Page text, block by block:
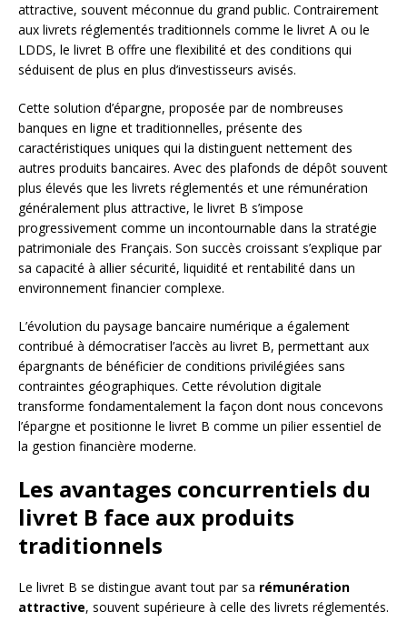
attractive, souvent méconnue du grand public. Contrairement
aux livrets réglementés traditionnels comme le livret A ou le
LDDS, le livret B offre une flexibilité et des conditions qui
séduisent de plus en plus d’investisseurs avisés.
Cette solution d’épargne, proposée par de nombreuses
banques en ligne et traditionnelles, présente des
caractéristiques uniques qui la distinguent nettement des
autres produits bancaires. Avec des plafonds de dépôt souvent
plus élevés que les livrets réglementés et une rémunération
généralement plus attractive, le livret B s’impose
progressivement comme un incontournable dans la stratégie
patrimoniale des Français. Son succès croissant s’explique par
sa capacité à allier sécurité, liquidité et rentabilité dans un
environnement financier complexe.
L’évolution du paysage bancaire numérique a également
contribué à démocratiser l’accès au livret B, permettant aux
épargnants de bénéficier de conditions privilégiées sans
contraintes géographiques. Cette révolution digitale
transforme fondamentalement la façon dont nous concevons
l’épargne et positionne le livret B comme un pilier essentiel de
la gestion financière moderne.
Les avantages concurrentiels du
livret B face aux produits
traditionnels
Le livret B se distingue avant tout par sa rémunération
attractive, souvent supérieure à celle des livrets réglementés.